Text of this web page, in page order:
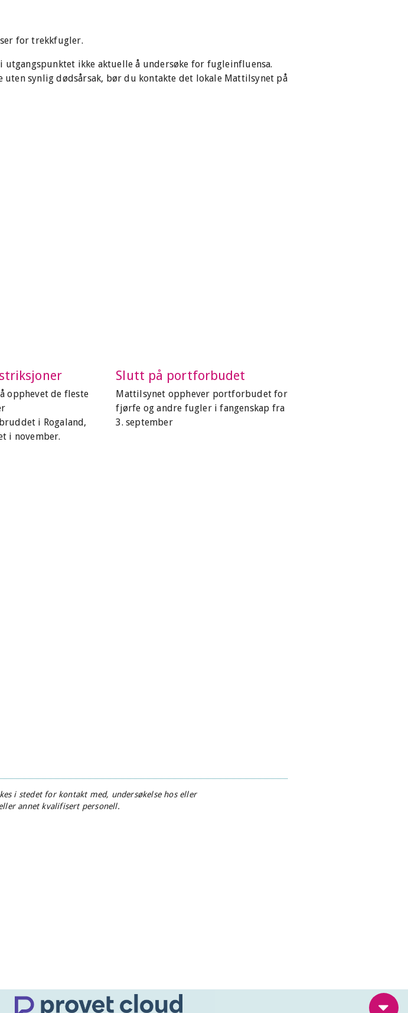
for trekkfugler.
ikke aktuelle å undersøke for fugleinfluensa.
uten synlig dødsårsak, bør du kontakte det lokale Mattilsynet på
opphevet de fleste
i Rogaland,
i november.
Slutt på portforbudet
Mattilsynet opphever portforbudet for
fjørfe og andre fugler i fangenskap fra
3. september
i stedet for kontakt med, undersøkelse hos eller
annet kvalifisert personell.